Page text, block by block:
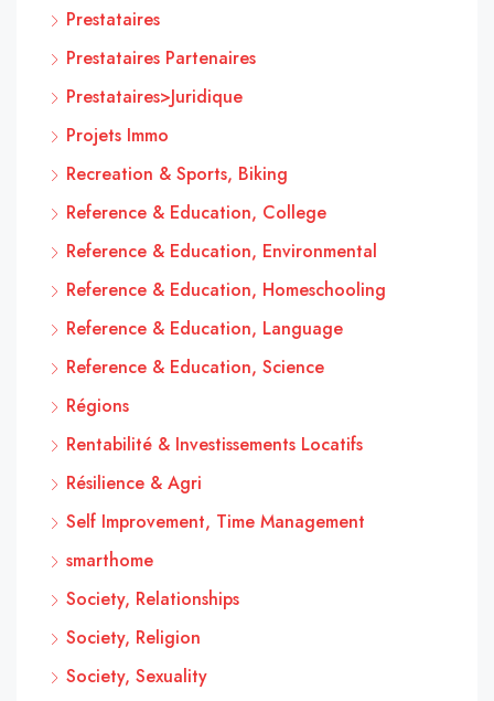
Prestataires
Prestataires Partenaires
Prestataires>Juridique
Projets Immo
Recreation & Sports, Biking
Reference & Education, College
Reference & Education, Environmental
Reference & Education, Homeschooling
Reference & Education, Language
Reference & Education, Science
Régions
Rentabilité & Investissements Locatifs
Résilience & Agri
Self Improvement, Time Management
smarthome
Society, Relationships
Society, Religion
Society, Sexuality